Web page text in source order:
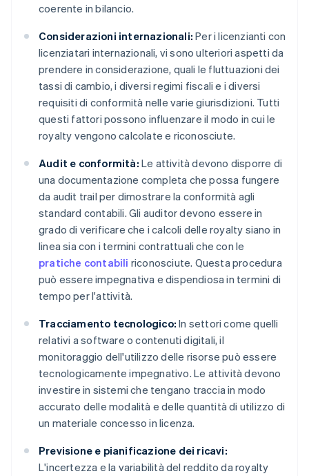
coerente in bilancio.
Considerazioni internazionali: Per i licenzianti con
licenziatari internazionali, vi sono ulteriori aspetti da
prendere in considerazione, quali le fluttuazioni dei
tassi di cambio, i diversi regimi fiscali e i diversi
requisiti di conformità nelle varie giurisdizioni. Tutti
questi fattori possono influenzare il modo in cui le
royalty vengono calcolate e riconosciute.
Audit e conformità: Le attività devono disporre di
una documentazione completa che possa fungere
da audit trail per dimostrare la conformità agli
standard contabili. Gli auditor devono essere in
grado di verificare che i calcoli delle royalty siano in
linea sia con i termini contrattuali che con le
pratiche contabili riconosciute. Questa procedura
può essere impegnativa e dispendiosa in termini di
tempo per l'attività.
Tracciamento tecnologico: In settori come quelli
relativi a software o contenuti digitali, il
monitoraggio dell'utilizzo delle risorse può essere
tecnologicamente impegnativo. Le attività devono
investire in sistemi che tengano traccia in modo
accurato delle modalità e delle quantità di utilizzo di
un materiale concesso in licenza.
Previsione e pianificazione dei ricavi:
L'incertezza e la variabilità del reddito da royalty